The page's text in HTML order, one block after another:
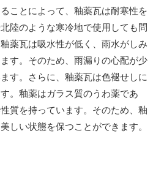
ことによって、釉薬瓦は耐寒性を
陸のような寒冷地で使用しても問
薬瓦は吸水性が低く、雨水がしみ
す。そのため、雨漏りの心配が少
す。さらに、釉薬瓦は色褪せしに
。釉薬はガラス質のうわ薬であ
質を持っています。そのため、釉
しい状態を保つことができます。